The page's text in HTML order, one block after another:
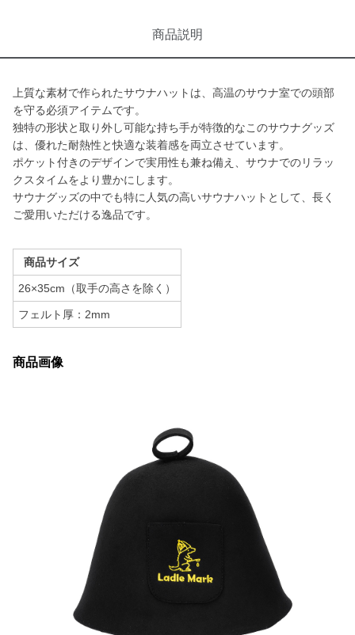
商品説明
上質な素材で作られたサウナハットは、高温のサウナ室での頭部
を守る必須アイテムです。
独特の形状と取り外し可能な持ち手が特徴的なこのサウナグッズ
は、優れた耐熱性と快適な装着感を両立させています。
ポケット付きのデザインで実用性も兼ね備え、サウナでのリラッ
クスタイムをより豊かにします。
サウナグッズの中でも特に人気の高いサウナハットとして、長く
ご愛用いただける逸品です。
商品サイズ
26×35cm（取手の高さを除く）
フェルト厚：2mm
商品画像